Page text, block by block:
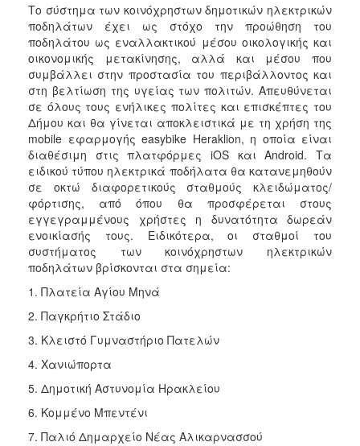
Το σύστημα των κοινόχρηστων δημοτικών ηλεκτρικών
ποδηλάτων έχει ως στόχο την προώθηση του
ποδηλάτου ως εναλλακτικού μέσου οικολογικής και
οικονομικής μετακίνησης, αλλά και μέσου που
συμβάλλει στην προστασία του περιβάλλοντος και
στη βελτίωση της υγείας των πολιτών. Απευθύνεται
σε όλους τους ενήλικες πολίτες και επισκέπτες του
Δήμου και θα γίνεται αποκλειστικά με τη χρήση της
mobile εφαρμογής easybike Heraklion, η οποία είναι
διαθέσιμη στις πλατφόρμες iOS και Android. Τα
ειδικού τύπου ηλεκτρικά ποδήλατα θα κατανεμηθούν
σε οκτώ διαφορετικούς σταθμούς κλειδώματος/
φόρτισης, από όπου θα προσφέρεται στους
εγγεγραμμένους χρήστες η δυνατότητα δωρεάν
ενοικίασής τους. Ειδικότερα, οι σταθμοί του
συστήματος των κοινόχρηστων ηλεκτρικών
ποδηλάτων βρίσκονται στα σημεία:
1. Πλατεία Αγίου Μηνά
2. Παγκρήτιο Στάδιο
3. Κλειστό Γυμναστήριο Πατελών
4. Χανιώπορτα
5. Δημοτική Αστυνομία Ηρακλείου
6. Κομμένο Μπεντένι
7. Παλιό Δημαρχείο Νέας Αλικαρνασσού